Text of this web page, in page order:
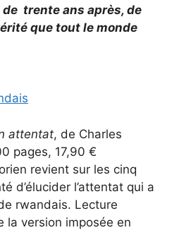
trente ans après, de
que tout le monde
attentat, de Charles
pages, 17,90 €
revient sur les cinq
d’élucider l’attentat qui a
rwandais. Lecture
la version imposée en